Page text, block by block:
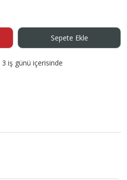
Sepete Ekle
3 iş günü içerisinde